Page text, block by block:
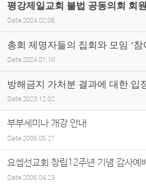
평강제일교회 불법 공동의회 회
Date 2024.02.06
총회 제명자들의 집회와 모임 ‘참
Date 2024.01.10
방해금지 가처분 결과에 대한 입
Date 2023.12.02
부부세미나 개강 안내
Date2006.05.21
요셉선교회 창립12주년 기념 감사예
Date2006.04.23